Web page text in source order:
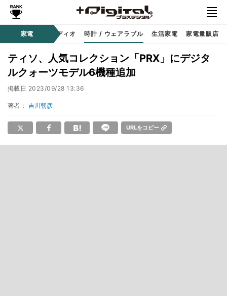
家電
サウンド / オーディオ 時計 / ウェアラブル 生活家電 家電量販店
ティソ、人気コレクション「PRX」にデジタ
ルクォーツモデル6機種追加
掲載日 2023/09/28 13:36
著者： 吉川朝彦
URLをコピー